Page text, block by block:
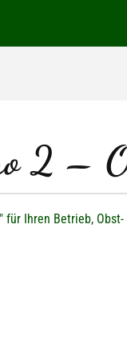
2 –
für Ihren Betrieb,